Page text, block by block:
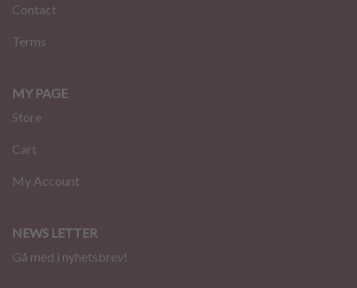
Contact
Terms
MY PAGE
Store
Cart
My Account
NEWS LETTER
Gå med i nyhetsbrev!